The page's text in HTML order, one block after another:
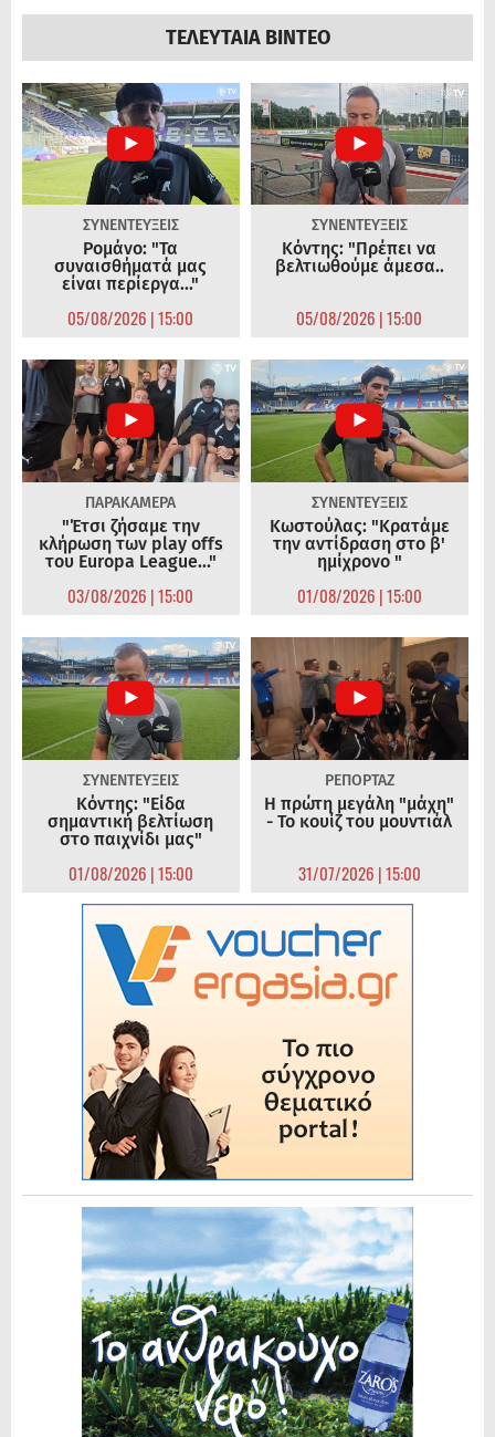
ΤΕΛΕΥΤΑΙΑ ΒΙΝΤΕΟ
ΣΥΝΕΝΤΕΥΞΕΙΣ
Ρομάνο: "Τα
συναισθήματά μας
είναι περίεργα..."
05/08/2026 | 15:00
ΣΥΝΕΝΤΕΥΞΕΙΣ
Κόντης: "Πρέπει να
βελτιωθούμε άμεσα..
05/08/2026 | 15:00
ΠΑΡΑΚΑΜΕΡΑ
"Έτσι ζήσαμε την
κλήρωση των play offs
του Europa League..."
03/08/2026 | 15:00
ΣΥΝΕΝΤΕΥΞΕΙΣ
Κωστούλας: "Κρατάμε
την αντίδραση στο β'
ημίχρονο "
01/08/2026 | 15:00
ΣΥΝΕΝΤΕΥΞΕΙΣ
Κόντης: "Είδα
σημαντική βελτίωση
στο παιχνίδι μας"
01/08/2026 | 15:00
ΡΕΠΟΡΤΑΖ
Η πρώτη μεγάλη "μάχη"
- Το κουίζ του μουντιάλ
31/07/2026 | 15:00